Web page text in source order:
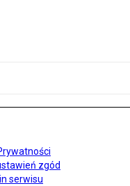
zgód
serwisu